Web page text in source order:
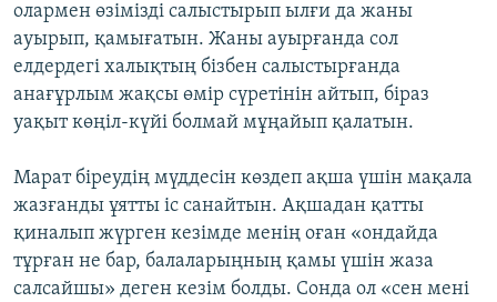
олармен өзімізді салыстырып ылғи да жаны
ауырып, қамығатын. Жаны ауырғанда сол
елдердегі халықтың бізбен салыстырғанда
анағұрлым жақсы өмір сүретінін айтып, біраз
уақыт көңіл-күйі болмай мұңайып қалатын.
Марат біреудің мүддесін көздеп ақша үшін мақала
жазғанды ұятты іс санайтын. Ақшадан қатты
қиналып жүрген кезімде менің оған «ондайда
тұрған не бар, балаларыңның қамы үшін жаза
салсайшы» деген кезім болды. Сонда ол «сен мені